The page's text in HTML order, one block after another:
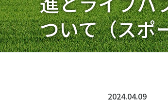
＃競技人口 ＃高齢者ス
スポーツライフ・データ
につなげています。
報収集に積極的に取り組んでいます
史に残る貴重な証言など、様々な読
コンテンツを作成し、スポーツの果
べき役割を考察しています。
ついて（スポ
2024.04.09